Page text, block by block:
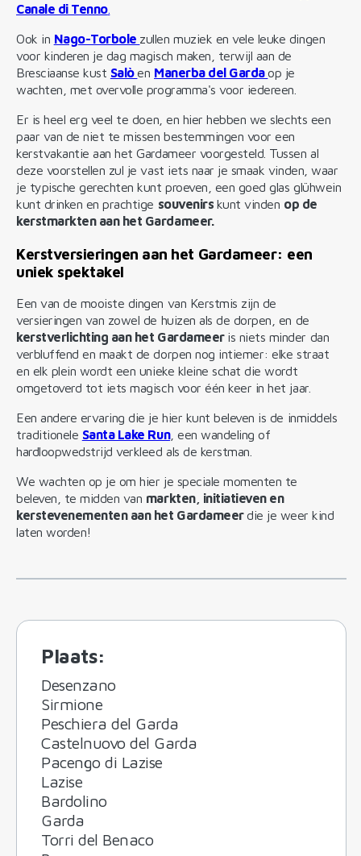
Canale di Tenno.
Ook in Nago-Torbole zullen muziek en vele leuke dingen
voor kinderen je dag magisch maken, terwijl aan de
Bresciaanse kust Salòen Manerba del Gardaop je
wachten, met overvolle programma's voor iedereen.
Er is heel erg veel te doen, en hier hebben we slechts een
paar van de niet te missen bestemmingen voor een
kerstvakantie aan het Gardameer voorgesteld. Tussen al
deze voorstellen zul je vast iets naar je smaak vinden, waar
je typische gerechten kunt proeven, een goed glas glühwein
kunt drinken en prachtige souvenirs kunt vinden op de
kerstmarkten aan het Gardameer.
Kerstversieringen aan het Gardameer: een
uniek spektakel
Een van de mooiste dingen van Kerstmis zijn de
versieringen van zowel de huizen als de dorpen, en de
kerstverlichting aan het Gardameer is niets minder dan
verbluffend en maakt de dorpen nog intiemer: elke straat
en elk plein wordt een unieke kleine schat die wordt
omgetoverd tot iets magisch voor één keer in het jaar.
Een andere ervaring die je hier kunt beleven is de inmiddels
traditionele Santa Lake Run, een wandeling of
hardloopwedstrijd verkleed als de kerstman.
We wachten op je om hier je speciale momenten te
beleven, te midden van markten, initiatieven en
kerstevenementen aan het Gardameerdie je weer kind
laten worden!
Plaats:
Desenzano
Sirmione
Peschiera del Garda
Castelnuovo del Garda
Pacengo di Lazise
Lazise
Bardolino
Garda
Torri del Benaco